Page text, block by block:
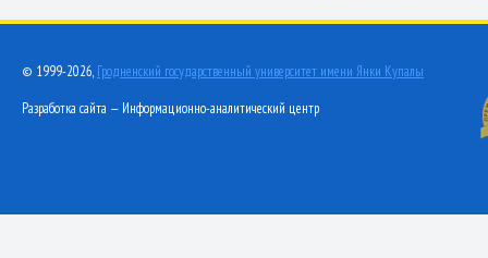
© 1999-2026, Гродненский государственный университет имени Янки Купалы
Разработка сайта — Информационно-аналитический центр